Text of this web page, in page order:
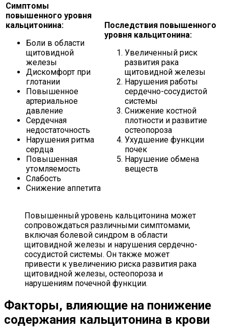
Симптомы
повышенного уровня
кальцитонина:
Боли в области
щитовидной
железы
Дискомфорт при
глотании
Повышенное
артериальное
давление
Сердечная
недостаточность
Нарушения ритма
сердца
Повышенная
утомляемость
Слабость
Снижение аппетита
Последствия повышенного
уровня кальцитонина:
Увеличенный риск
развития рака
щитовидной железы
Нарушения работы
сердечно-сосудистой
системы
Снижение костной
плотности и развитие
остеопороза
Ухудшение функции
почек
Нарушение обмена
веществ
Повышенный уровень кальцитонина может
сопровождаться различными симптомами,
включая болевой синдром в области
щитовидной железы и нарушения сердечно-
сосудистой системы. Он также может
привести к увеличению риска развития рака
щитовидной железы, остеопороза и
нарушениям почечной функции.
Факторы, влияющие на понижение
содержания кальцитонина в крови